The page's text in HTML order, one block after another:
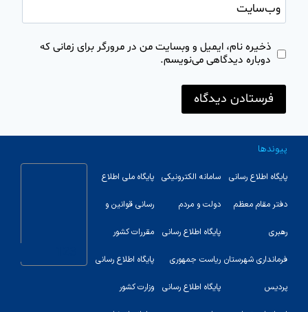
وب‌سایت
ذخیره نام، ایمیل و وبسایت من در مرورگر برای زمانی که
دوباره دیدگاهی می‌نویسم.
پیوندها
پایگاه اطلاع رسانی
دفتر مقام معظم
رهبری
فرمانداری شهرستان
پردیس
سامانه الکترونیکی
دولت و مردم
پایگاه اطلاع رسانی
ریاست جمهوری
پایگاه اطلاع رسانی
پایگاه ملی اطلاع
رسانی قوانین و
مقررات کشور
پایگاه اطلاع رسانی
وزارت کشور